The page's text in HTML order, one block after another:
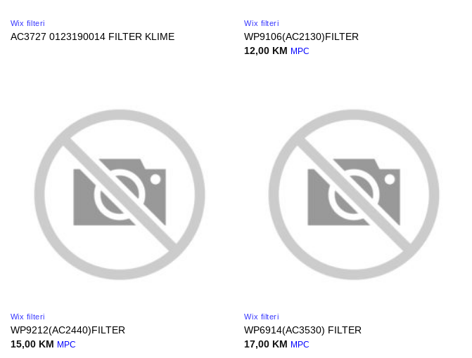
Wix filteri
AC3727 0123190014 FILTER KLIME
Wix filteri
WP9106(AC2130)FILTER
12,00 KM MPC
Wix filteri
WP9212(AC2440)FILTER
15,00 KM MPC
Wix filteri
WP6914(AC3530) FILTER
17,00 KM MPC